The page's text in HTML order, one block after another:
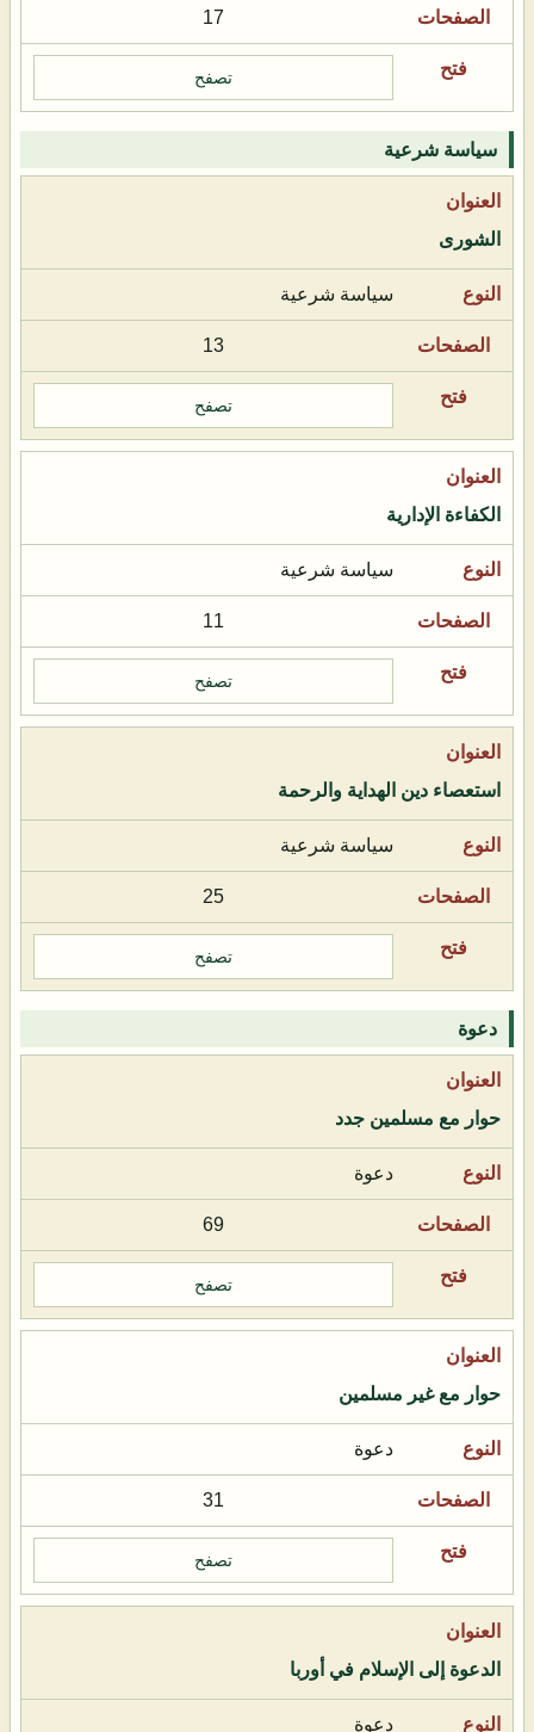
17
تصفح
سياسة شرعية
الشورى
سياسة شرعية
13
تصفح
الكفاءة الإدارية
سياسة شرعية
11
تصفح
استعصاء دين الهداية والرحمة
سياسة شرعية
25
تصفح
دعوة
حوار مع مسلمين جدد
دعوة
69
تصفح
حوار مع غير مسلمين
دعوة
31
تصفح
الدعوة إلى الإسلام في أوربا
دعوة